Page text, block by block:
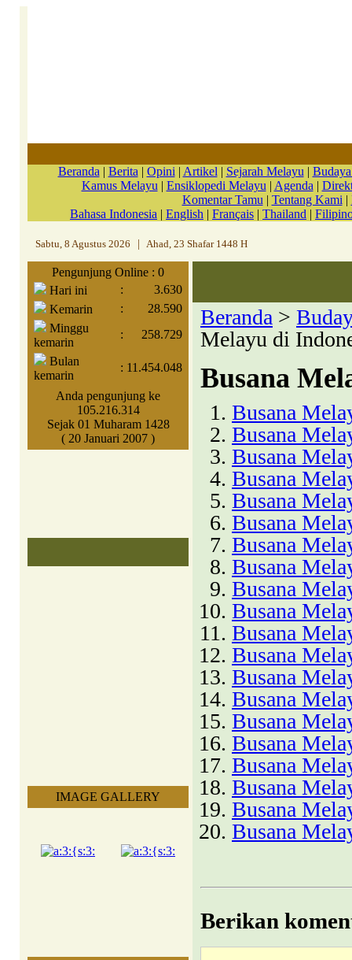
Beranda | Berita | Opini | Artikel | Sejarah Melayu |
Kamus Melayu | Ensiklopedi Melayu | Agenda |
Komentar Tamu | Tentang Kami |
Bahasa Indonesia | English | Français | Thailand |
Sabtu, 8 Agustus 2026 Ahad, 23 Shafar 1448 H
Pengunjung Online : 0
Hari ini
:
3.630
Kemarin
:
28.590
Minggu
kemarin
:
258.729
Bulan
kemarin
: 11.454.048
Anda pengunjung ke
105.216.314
Sejak 01 Muharam 1428
( 20 Januari 2007 )
IMAGE GALLERY
Beranda >
Melayu di
Busana
Busana
Busana
Busana
Busana
Busana
Busana
Busana
Busana
Busana
Busana
Busana
Busana
Busana
Busana
Busana
Busana
Busana
Busana
Busana
Busana
Berikan